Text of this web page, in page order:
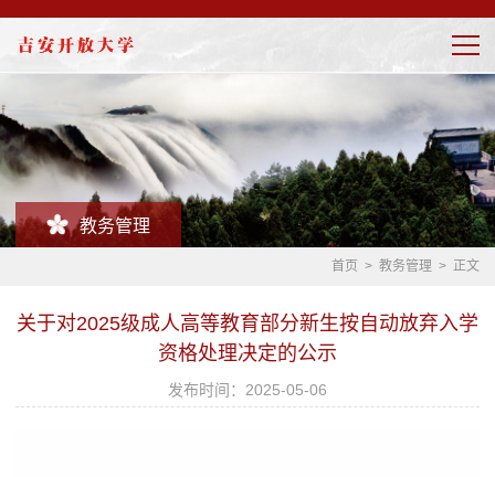
教务管理
首页 > 教务管理 > 正文
关于对2025级成人高等教育部分新生按自动放弃入学
资格处理决定的公示
发布时间：2025-05-06